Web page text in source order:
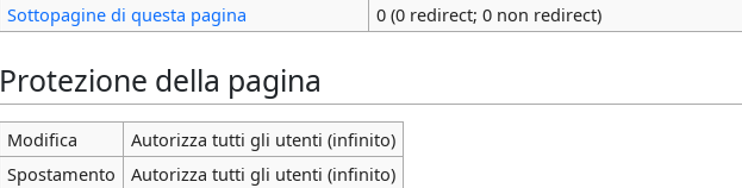
Sottopagine di questa pagina
0 (0 redirect; 0 non redirect)
Protezione della pagina
Modifica
Autorizza tutti gli utenti (infinito)
Spostamento
Autorizza tutti gli utenti (infinito)